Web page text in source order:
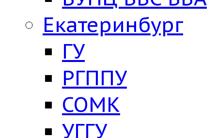
Екатеринбург
ГУ
РГППУ
СОМК
УГГУ